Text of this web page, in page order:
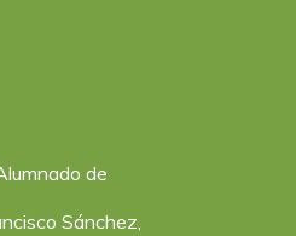
de
Sánchez,